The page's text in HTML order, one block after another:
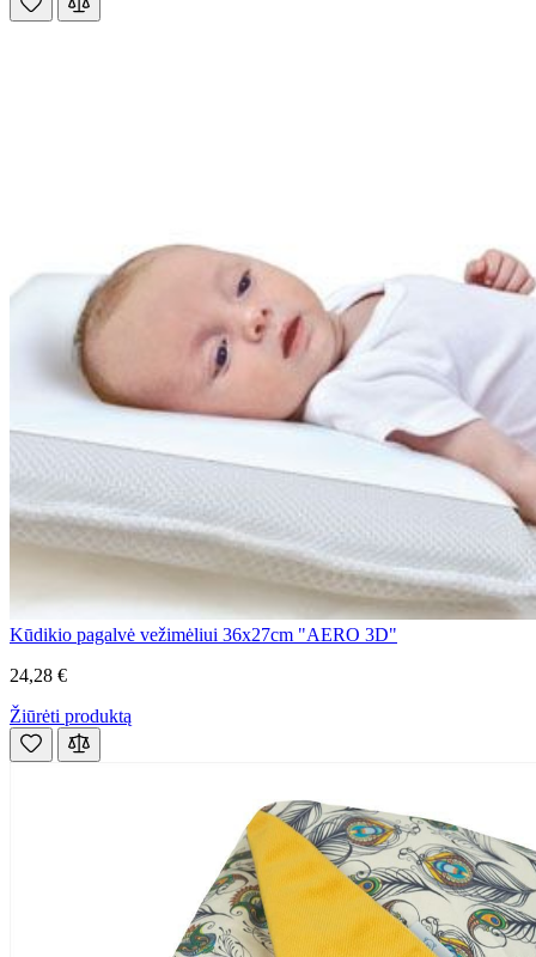
Kūdikio pagalvė vežimėliui 36x27cm "AERO 3D"
24,28 €
Žiūrėti produktą